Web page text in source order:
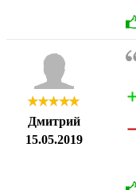
Дмитрий
15.05.2019